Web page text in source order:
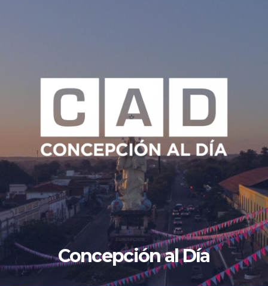
Concepción al Día